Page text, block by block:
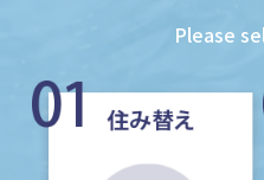
Please